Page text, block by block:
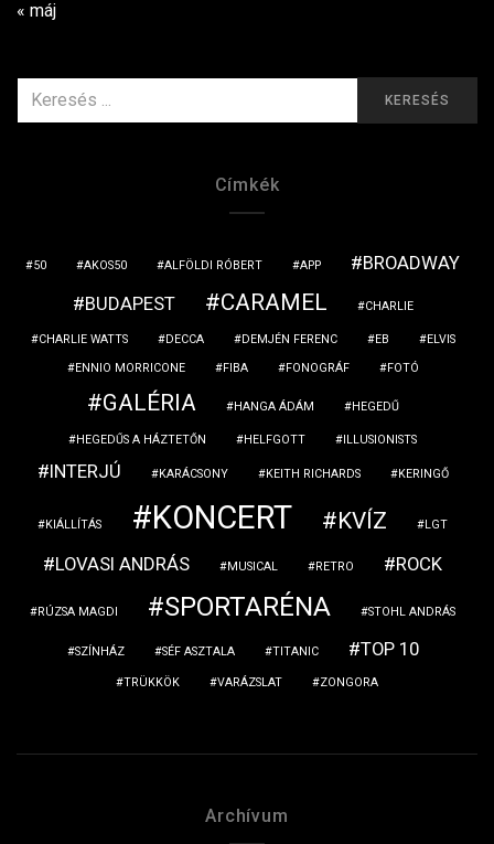
« máj
ERRE:
KERESÉS
Címkék
50 AKOS50 ALFÖLDI RÓBERT APP
BROADWAY
BUDAPEST
CARAMEL CHARLIE
CHARLIE WATTS DECCA DEMJÉN FERENC EB
ELVIS
ENNIO MORRICONE
FIBA FONOGRÁF FOTÓ
GALÉRIA HANGA ÁDÁM HEGEDŰ
HEGEDŰS A HÁZTETŐN HELFGOTT ILLUSIONISTS
INTERJÚ KARÁCSONY KEITH RICHARDS KERINGŐ
KIÁLLÍTÁS KONCERT KVÍZ LGT
LOVASI ANDRÁS MUSICAL RETRO ROCK
RÚZSA MAGDI SPORTARÉNA STOHL ANDRÁS
SZÍNHÁZ SÉF ASZTALA TITANIC TOP 10
TRÜKKÖK VARÁZSLAT ZONGORA
Archívum